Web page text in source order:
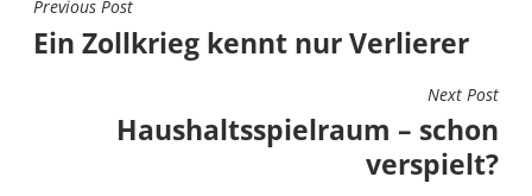
BEITRAGSNAVIGATION
Previous Post
Ein Zollkrieg kennt nur Verlierer
Next Post
Haushaltsspielraum – schon
verspielt?